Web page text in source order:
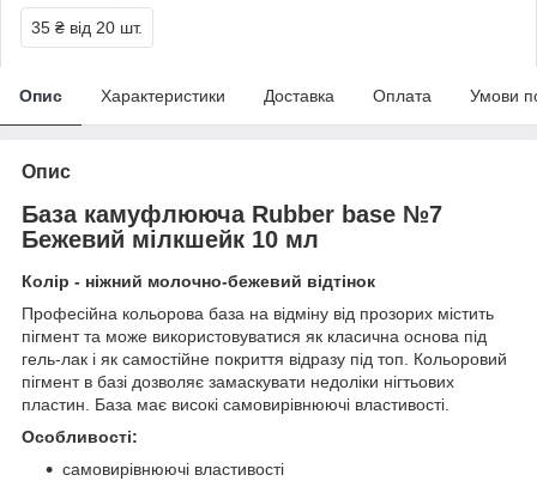
35 ₴ від 20 шт.
Опис Характеристики Доставка Оплата Умови
Опис
База камуфлююча Rubber base №7
Бежевий мілкшейк 10 мл
Колір - ніжний молочно-бежевий відтінок
Професійна кольорова база на відміну від прозорих містить
пігмент та може використовуватися як класична основа під
гель-лак і як самостійне покриття відразу під топ. Кольоровий
пігмент в базі дозволяє замаскувати недоліки нігтьових
пластин. База має високі самовирівнюючі властивості.
Особливості:
самовирівнюючі властивості